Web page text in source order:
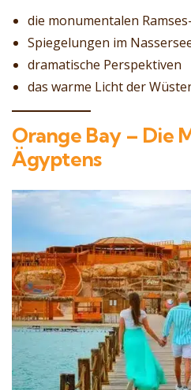
die monumentalen
Spiegelungen im
dramatische Perspektiven
das warme Licht der
Orange Bay – Die
Ägyptens